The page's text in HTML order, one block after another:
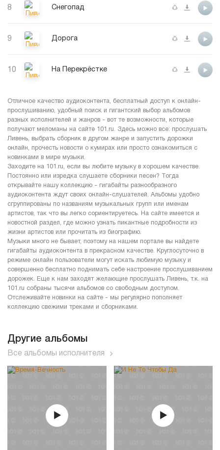
8 Снегопад
9 Дорога
10 На Перекрёстке
Отличное качество аудиоконтента, бесплатный доступ к онлайн-
прослушиванию, удобный поиск и гигантский выбор альбомов
разных исполнителей и жанров - вот те возможности, которые
получают меломаны на сайте 101.ru. Здесь можно все: прослушать
Ливень, выбрать сборник в другом жанре и запустить дорожки
онлайн, прочесть новости о кумирах или просто ознакомиться с
новинками в мире музыки.
Заходите на 101.ru, если вы любите музыку в хорошем качестве.
Постоянно или изредка слушаете сборники песен? Тогда
открывайте нашу коллекцию - гигабайты разнообразного
аудиоконтента ждут своих онлайн-слушателей. Альбомы удобно
сгруппированы по названиям музыкальных групп или именам
артистов, так что вы легко сориентируетесь. На сайте имеется и
новостной раздел, где можно узнать пикантные подробности из
жизни артистов или прочитать из биографию.
Музыки много не бывает, поэтому на нашем портале вы найдете
гигабайты аудиоконтента в прекрасном качестве. Круглосуточно в
режиме онлайн пользователи могут искать любимую музыку и
совершенно бесплатно поднимать себе настроение прослушиванием
дорожек. Еще к нам заходят желающие прослушать Ливень, т.к. на
101.ru собраны тысячи альбомов со свободным доступом.
Отслеживайте новинки на сайте - мы регулярно пополняет
коллекцию свежими треками и сборниками.
Другие альбомы
Все альбомы исполнителя